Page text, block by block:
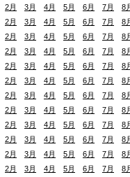
2月 3月 4月 5月 6月 7月 8
2月 3月 4月 5月 6月 7月 8
2月 3月 4月 5月 6月 7月 8
2月 3月 4月 5月 6月 7月 8
2月 3月 4月 5月 6月 7月 8
2月 3月 4月 5月 6月 7月 8
2月 3月 4月 5月 6月 7月 8
2月 3月 4月 5月 6月 7月 8
2月 3月 4月 5月 6月 7月 8
2月 3月 4月 5月 6月 7月 8
2月 3月 4月 5月 6月 7月 8
2月 3月 4月 5月 6月 7月 8